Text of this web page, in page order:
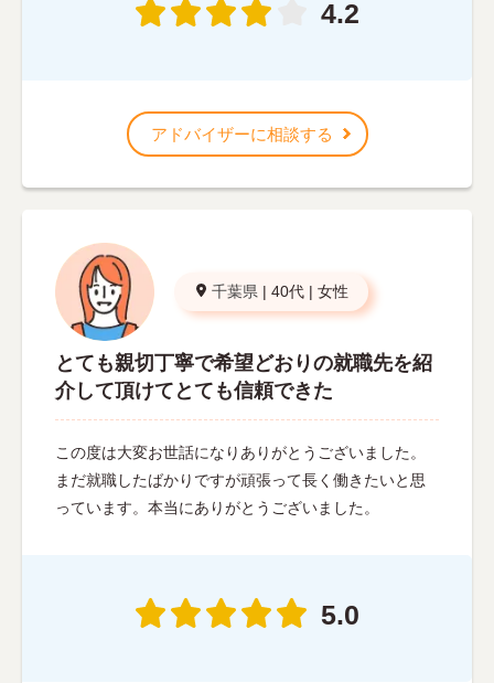
4.2
アドバイザーに相談する
千葉県 | 40代 | 女性
とても親切丁寧で希望どおりの就職先を紹
介して頂けてとても信頼できた
この度は大変お世話になりありがとうございました。
まだ就職したばかりですが頑張って長く働きたいと思
っています。本当にありがとうございました。
5.0